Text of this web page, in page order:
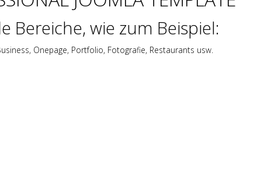
Bereiche, wie zum Beispiel:
Onepage, Portfolio, Fotografie, Restaurants usw.